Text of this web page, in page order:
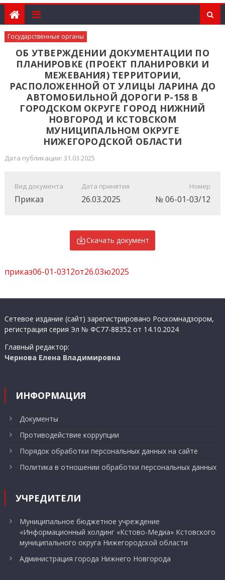
Государственные органы
ОБ УТВЕРЖДЕНИИ ДОКУМЕНТАЦИИ ПО
ПЛАНИРОВКЕ (ПРОЕКТ ПЛАНИРОВКИ И
МЕЖЕВАНИЯ) ТЕРРИТОРИИ,
РАСПОЛОЖЕННОЙ ОТ УЛИЦЫ ЛАРИНА ДО
АВТОМОБИЛЬНОЙ ДОРОГИ Р-158 В
ГОРОДСКОМ ОКРУГЕ ГОРОД НИЖНИЙ
НОВГОРОД И КСТОВСКОМ
МУНИЦИПАЛЬНОМ ОКРУГЕ
НИЖЕГОРОДСКОЙ ОБЛАСТИ
Дата публикации: 31.03.2025
Вид документа
Приказ
Дата принятия
26.03.2025
Номер
№ 06-01-03/12
Скачать документ
приказ06-01-0312от26.03ю2025
Сетевое издание (сайт) зарегистрировано Роскомнадзором,
регистрация серия Эл № ФС77-88352 от 14.10.2024
Главный редактор:
Чернова Елена Владимировна
ИНФОРМАЦИЯ
Документы
Противодействие коррупции
Порядок обработки персональных данных на сайте
Политика в отношении обработки персональных данных
УЧРЕДИТЕЛИ
Муниципальное бюджетное учреждение
«Информационный холдинг «Кстово-Медиа» Кстовского
муниципального округа Нижегородской области
Администрация города Нижнего Новгорода